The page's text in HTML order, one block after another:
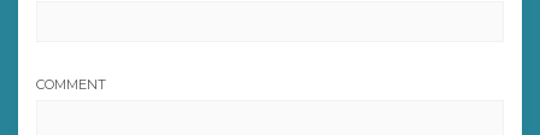
COMMENT